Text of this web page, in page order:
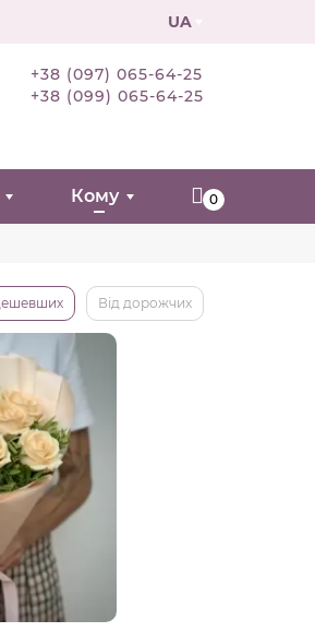
UA
+38 (097) 065-64-25
+38 (099) 065-64-25
Кому 0
Від дорожчих